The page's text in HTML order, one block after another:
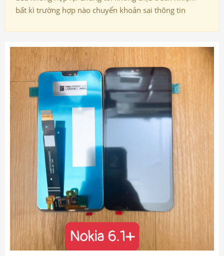
bất kì trường hợp nào chuyển khoản sai thông tin